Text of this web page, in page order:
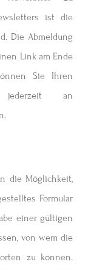
ist die
Die Abmeldung
Link am Ende
Sie Ihren
jederzeit an
die Möglichkeit,
Formular
einer gültigen
von wem die
zu können.